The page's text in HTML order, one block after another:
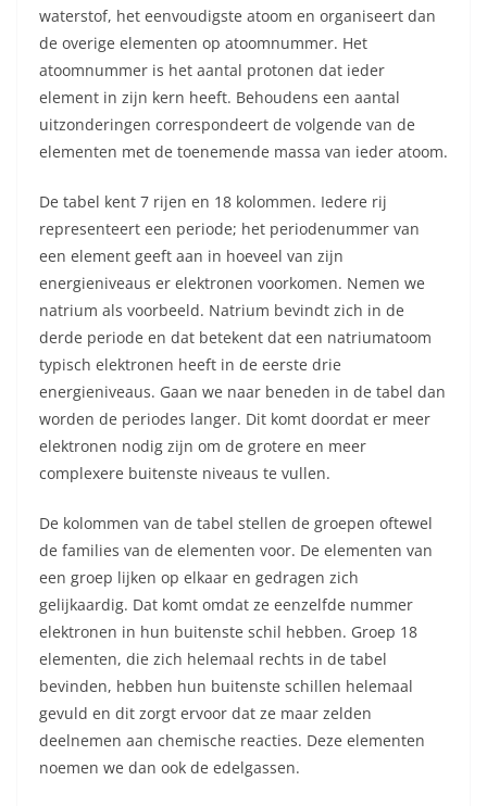
waterstof, het eenvoudigste atoom en organiseert dan
de overige elementen op atoomnummer. Het
atoomnummer is het aantal protonen dat ieder
element in zijn kern heeft. Behoudens een aantal
uitzonderingen correspondeert de volgende van de
elementen met de toenemende massa van ieder atoom.
De tabel kent 7 rijen en 18 kolommen. Iedere rij
representeert een periode; het periodenummer van
een element geeft aan in hoeveel van zijn
energieniveaus er elektronen voorkomen. Nemen we
natrium als voorbeeld. Natrium bevindt zich in de
derde periode en dat betekent dat een natriumatoom
typisch elektronen heeft in de eerste drie
energieniveaus. Gaan we naar beneden in de tabel dan
worden de periodes langer. Dit komt doordat er meer
elektronen nodig zijn om de grotere en meer
complexere buitenste niveaus te vullen.
De kolommen van de tabel stellen de groepen oftewel
de families van de elementen voor. De elementen van
een groep lijken op elkaar en gedragen zich
gelijkaardig. Dat komt omdat ze eenzelfde nummer
elektronen in hun buitenste schil hebben. Groep 18
elementen, die zich helemaal rechts in de tabel
bevinden, hebben hun buitenste schillen helemaal
gevuld en dit zorgt ervoor dat ze maar zelden
deelnemen aan chemische reacties. Deze elementen
noemen we dan ook de edelgassen.